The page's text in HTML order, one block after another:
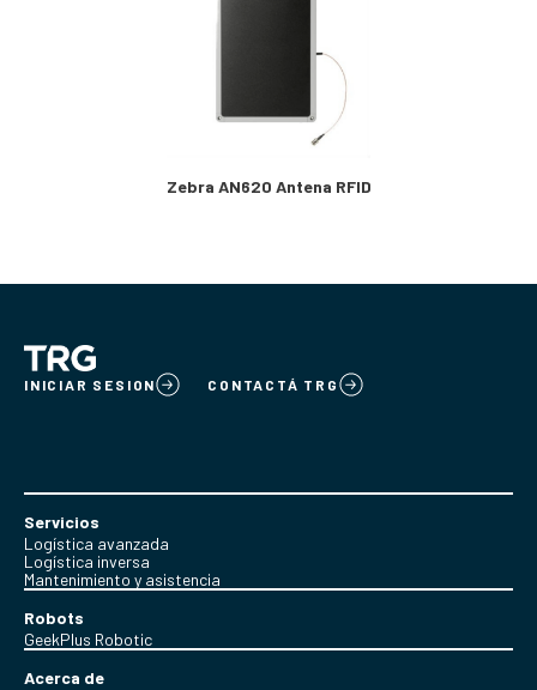
Zebra AN620 Antena RFID
INICIAR SESION CONTACTÁ TRG
Servicios
Logística avanzada
Logística inversa
Mantenimiento y asistencia
Robots
GeekPlus Robotic
Acerca de